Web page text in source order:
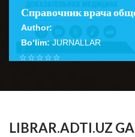
Справочник врача
Author:
Bo‘lim: JURNALLAR
☆
☆
☆
☆
☆
LIBRAR.ADTI.UZ